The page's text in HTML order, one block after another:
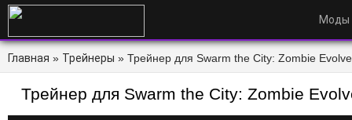
Моды
Главная » Трейнеры » Трейнер для Swarm the City: Zombie
Трейнер для Swarm the City: Zombie